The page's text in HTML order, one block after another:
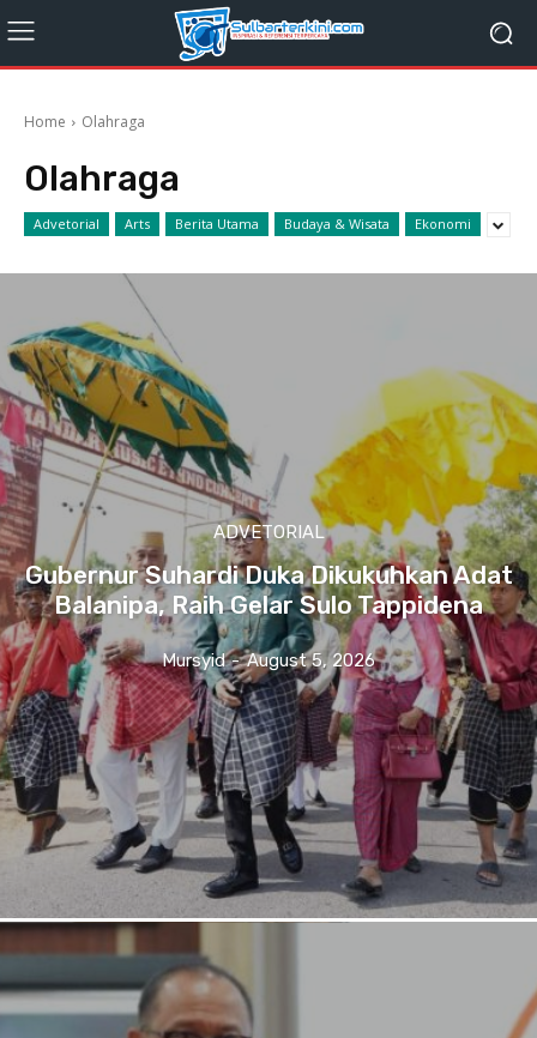
Home Olahraga
Olahraga
Advetorial Arts Berita Utama Budaya & Wisata Ekonomi
ADVETORIAL
Gubernur Suhardi Duka Dikukuhkan Adat
Balanipa, Raih Gelar Sulo Tappidena
Mursyid - August 5, 2026